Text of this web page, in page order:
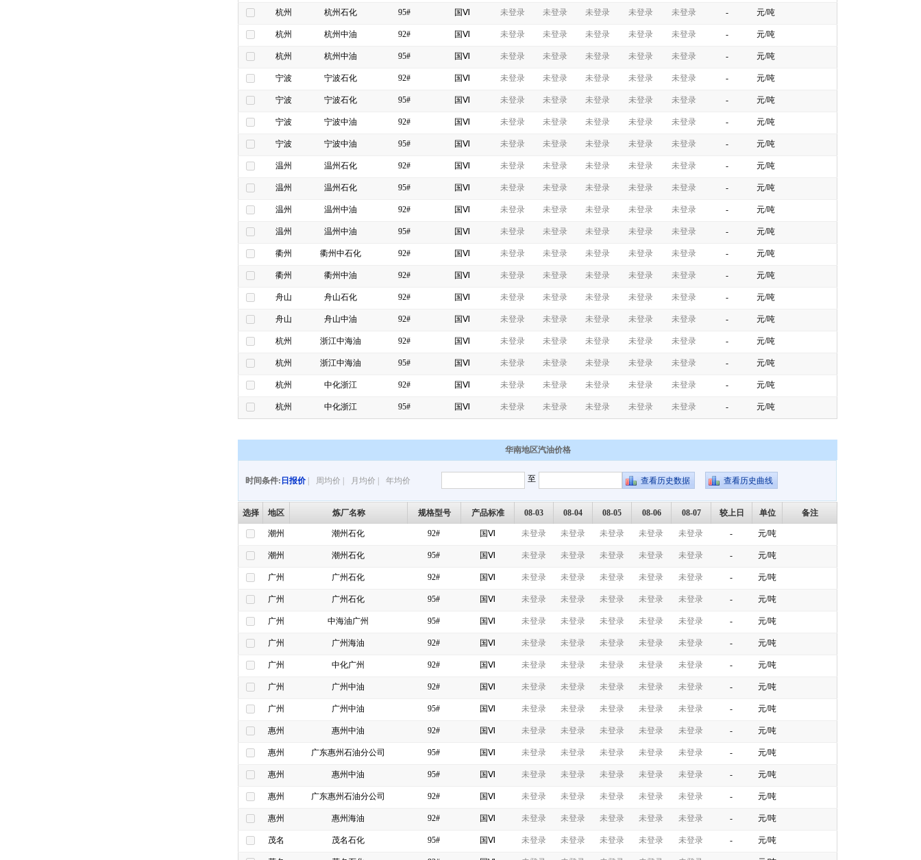
杭州 杭州石化 95# 国Ⅵ 未登录 未登录 未登录 未登录 未登录 - 元/吨
杭州 杭州中油 92# 国Ⅵ 未登录 未登录 未登录 未登录 未登录 - 元/吨
杭州 杭州中油 95# 国Ⅵ 未登录 未登录 未登录 未登录 未登录 - 元/吨
宁波 宁波石化 92# 国Ⅵ 未登录 未登录 未登录 未登录 未登录 - 元/吨
宁波 宁波石化 95# 国Ⅵ 未登录 未登录 未登录 未登录 未登录 - 元/吨
宁波 宁波中油 92# 国Ⅵ 未登录 未登录 未登录 未登录 未登录 - 元/吨
宁波 宁波中油 95# 国Ⅵ 未登录 未登录 未登录 未登录 未登录 - 元/吨
温州 温州石化 92# 国Ⅵ 未登录 未登录 未登录 未登录 未登录 - 元/吨
温州 温州石化 95# 国Ⅵ 未登录 未登录 未登录 未登录 未登录 - 元/吨
温州 温州中油 92# 国Ⅵ 未登录 未登录 未登录 未登录 未登录 - 元/吨
温州 温州中油 95# 国Ⅵ 未登录 未登录 未登录 未登录 未登录 - 元/吨
衢州 衢州中石化 92# 国Ⅵ 未登录 未登录 未登录 未登录 未登录 - 元/吨
衢州 衢州中油 92# 国Ⅵ 未登录 未登录 未登录 未登录 未登录 - 元/吨
舟山 舟山石化 92# 国Ⅵ 未登录 未登录 未登录 未登录 未登录 - 元/吨
舟山 舟山中油 92# 国Ⅵ 未登录 未登录 未登录 未登录 未登录 - 元/吨
杭州 浙江中海油 92# 国Ⅵ 未登录 未登录 未登录 未登录 未登录 - 元/吨
杭州 浙江中海油 95# 国Ⅵ 未登录 未登录 未登录 未登录 未登录 - 元/吨
杭州 中化浙江 92# 国Ⅵ 未登录 未登录 未登录 未登录 未登录 - 元/吨
杭州 中化浙江 95# 国Ⅵ 未登录 未登录 未登录 未登录 未登录 - 元/吨
华南地区汽油价格
时间条件: 日报价 周均价 月均价 年均价 至
选择 地区 炼厂名称 规格型号 产品标准 08-03 08-04 08-05 08-06 08-07 较上日 单位 备注
潮州 潮州石化 92# 国Ⅵ 未登录 未登录 未登录 未登录 未登录 - 元/吨
潮州 潮州石化 95# 国Ⅵ 未登录 未登录 未登录 未登录 未登录 - 元/吨
广州 广州石化 92# 国Ⅵ 未登录 未登录 未登录 未登录 未登录 - 元/吨
广州 广州石化 95# 国Ⅵ 未登录 未登录 未登录 未登录 未登录 - 元/吨
广州 中海油广州 95# 国Ⅵ 未登录 未登录 未登录 未登录 未登录 - 元/吨
广州 广州海油 92# 国Ⅵ 未登录 未登录 未登录 未登录 未登录 - 元/吨
广州 中化广州 92# 国Ⅵ 未登录 未登录 未登录 未登录 未登录 - 元/吨
广州 广州中油 92# 国Ⅵ 未登录 未登录 未登录 未登录 未登录 - 元/吨
广州 广州中油 95# 国Ⅵ 未登录 未登录 未登录 未登录 未登录 - 元/吨
惠州 惠州中油 92# 国Ⅵ 未登录 未登录 未登录 未登录 未登录 - 元/吨
惠州 广东惠州石油分公司 95# 国Ⅵ 未登录 未登录 未登录 未登录 未登录 - 元/吨
惠州 惠州中油 95# 国Ⅵ 未登录 未登录 未登录 未登录 未登录 - 元/吨
惠州 广东惠州石油分公司 92# 国Ⅵ 未登录 未登录 未登录 未登录 未登录 - 元/吨
惠州 惠州海油 92# 国Ⅵ 未登录 未登录 未登录 未登录 未登录 - 元/吨
茂名 茂名石化 95# 国Ⅵ 未登录 未登录 未登录 未登录 未登录 - 元/吨